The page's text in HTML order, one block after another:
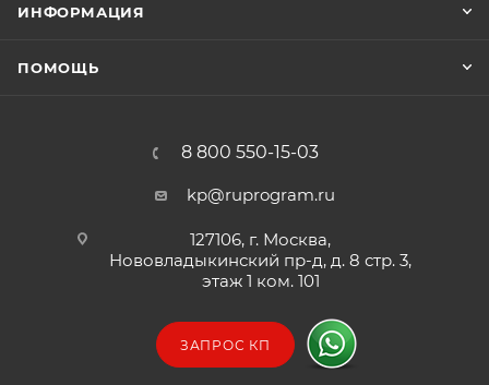
ИНФОРМАЦИЯ
ПОМОЩЬ
8 800 550-15-03
kp@ruprogram.ru
127106, г. Москва,
Нововладыкинский пр-д, д. 8 стр. 3,
этаж 1 ком. 101
ЗАПРОС КП